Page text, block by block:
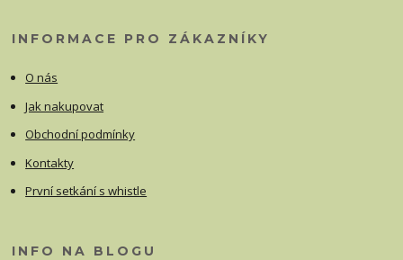
INFORMACE PRO ZÁKAZNÍKY
O nás
Jak nakupovat
Obchodní podmínky
Kontakty
První setkání s whistle
INFO NA BLOGU